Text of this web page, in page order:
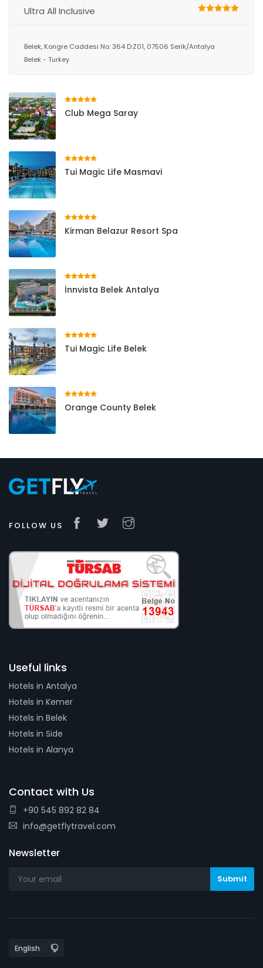
Ultra All Inclusive
Belek, Kongre Caddesi No: 364 D:Z01, 07506 Serik/Antalya
Belek - Turkey
Club Mega Saray
Tui Magic Life Masmavi
Kirman Belazur Resort Spa
İnnvista Belek Antalya
Tui Magic Life Belek
Orange County Belek
FOLLOW US
Useful links
Hotels in Antalya
Hotels in Kemer
Hotels in Belek
Hotels in Side
Hotels in Alanya
Contact with Us
+90 545 892 82 84
info@getflytravel.com
Newsletter